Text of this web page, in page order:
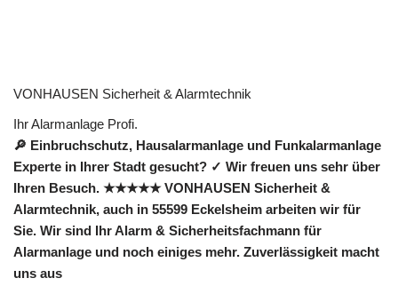
VONHAUSEN Sicherheit & Alarmtechnik
Ihr Alarmanlage Profi.
🔎 Einbruchschutz, Hausalarmanlage und Funkalarmanlage
Experte in Ihrer Stadt gesucht? ✓ Wir freuen uns sehr über
Ihren Besuch. ★★★★★ VONHAUSEN Sicherheit &
Alarmtechnik, auch in 55599 Eckelsheim arbeiten wir für
Sie. Wir sind Ihr Alarm & Sicherheitsfachmann für
Alarmanlage und noch einiges mehr. Zuverlässigkeit macht
uns aus